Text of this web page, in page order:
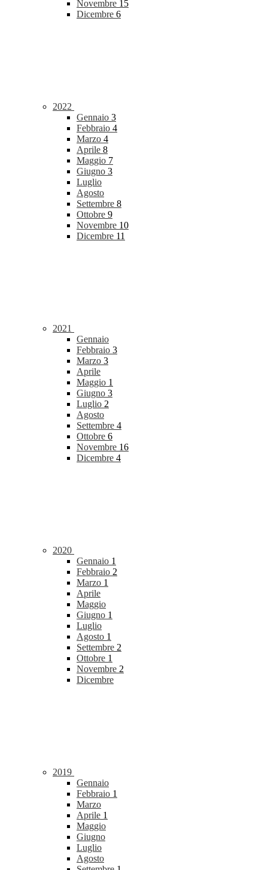
Novembre 15
Dicembre 6
2022
Gennaio 3
Febbraio 4
Marzo 4
Aprile 8
Maggio 7
Giugno 3
Luglio
Agosto
Settembre 8
Ottobre 9
Novembre 10
Dicembre 11
2021
Gennaio
Febbraio 3
Marzo 3
Aprile
Maggio 1
Giugno 3
Luglio 2
Agosto
Settembre 4
Ottobre 6
Novembre 16
Dicembre 4
2020
Gennaio 1
Febbraio 2
Marzo 1
Aprile
Maggio
Giugno 1
Luglio
Agosto 1
Settembre 2
Ottobre 1
Novembre 2
Dicembre
2019
Gennaio
Febbraio 1
Marzo
Aprile 1
Maggio
Giugno
Luglio
Agosto